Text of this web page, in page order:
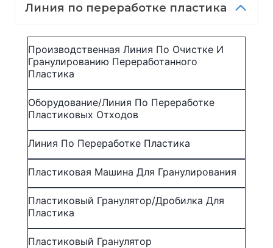
Линия по переработке пластика
Производственная Линия По Очистке И
Гранулированию Переработанного
Пластика
Оборудование/линия По Переработке
Пластиковых Отходов
Линия По Переработке Пластика
Пластиковая Машина Для Гранулирования
Пластиковый Гранулятор/Дробилка Для
Пластика
Пластиковый Гранулятор